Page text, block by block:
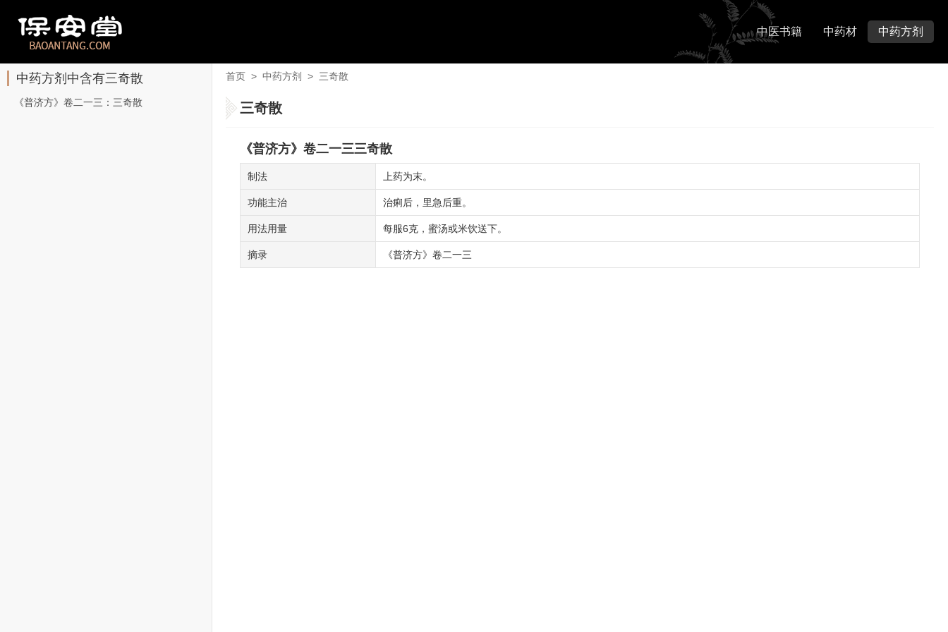
中医书籍 中药材 中药方剂
中药方剂中含有三奇散
《普济方》卷二一三：三奇散
首页 > 中药方剂 > 三奇散
三奇散
《普济方》卷二一三三奇散
制法 上药为末。
功能主治 治痢后，里急后重。
用法用量 每服6克，蜜汤或米饮送下。
摘录 《普济方》卷二一三